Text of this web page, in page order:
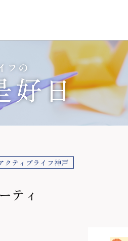
クティブライフ神戸
ィ